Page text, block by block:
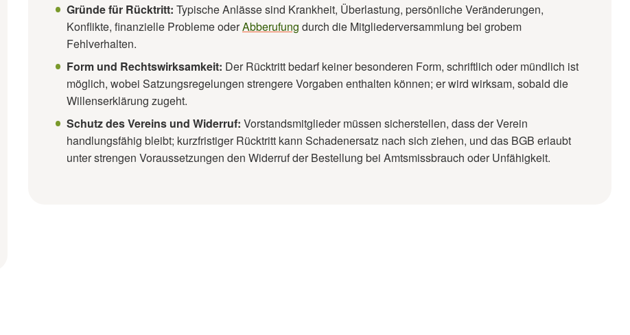
Gründe für Rücktritt: Typische Anlässe sind Krankheit, Überlastung, persönliche Veränderungen,
Konflikte, finanzielle Probleme oderAbberufung durch die Mitgliederversammlung bei grobem
Fehlverhalten.
Form und Rechtswirksamkeit: Der Rücktritt bedarf keiner besonderen Form, schriftlich oder mündlich ist
möglich, wobei Satzungsregelungen strengere Vorgaben enthalten können; er wird wirksam, sobald die
Willenserklärung zugeht.
Schutz des Vereins und Widerruf: Vorstandsmitglieder müssen sicherstellen, dass der Verein
handlungsfähig bleibt; kurzfristiger Rücktritt kann Schadenersatz nach sich ziehen, und das BGB erlaubt
unter strengen Voraussetzungen den Widerruf der Bestellung bei Amtsmissbrauch oder Unfähigkeit.